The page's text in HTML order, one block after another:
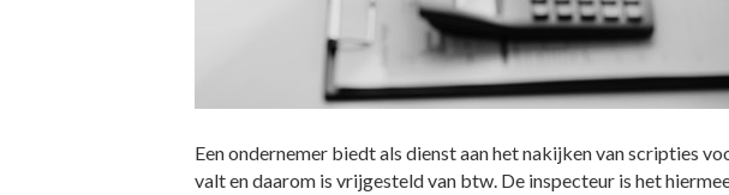
Een ondernemer biedt als dienst aan het nakijken van scripties
valt en daarom is vrijgesteld van btw. De inspecteur is het